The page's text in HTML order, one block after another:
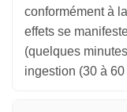
conformément à
effets se
(quelques
ingestion (30 à